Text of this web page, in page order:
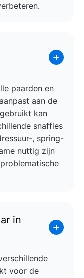
paarden en
aan de
kan
snaffles
, spring-
nuttig zijn
in
voor de